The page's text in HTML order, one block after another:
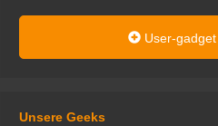
User-gadget
Unsere Geeks